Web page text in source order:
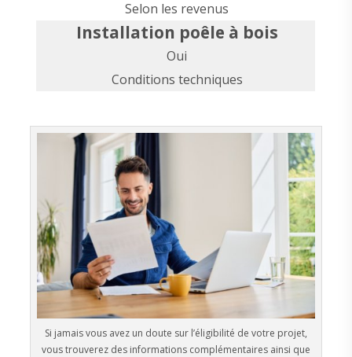
Selon les revenus
Installation poêle à bois
Oui
Conditions techniques
Si jamais vous avez un doute sur l’éligibilité de votre projet,
vous trouverez des informations complémentaires ainsi que